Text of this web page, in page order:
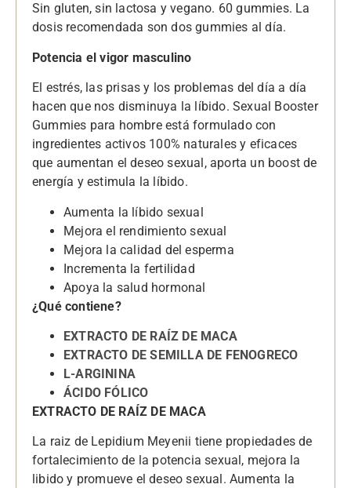
Sin gluten, sin lactosa y vegano. 60 gummies. La
dosis recomendada son dos gummies al día.
Potencia el vigor masculino
El estrés, las prisas y los problemas del día a día
hacen que nos disminuya la líbido. Sexual Booster
Gummies para hombre está formulado con
ingredientes activos 100% naturales y eficaces
que aumentan el deseo sexual, aporta un boost de
energía y estimula la líbido.
Aumenta la líbido sexual
Mejora el rendimiento sexual
Mejora la calidad del esperma
Incrementa la fertilidad
Apoya la salud hormonal
¿Qué contiene?
EXTRACTO DE RAÍZ DE MACA
EXTRACTO DE SEMILLA DE FENOGRECO
L-ARGININA
ÁCIDO FÓLICO
EXTRACTO DE RAÍZ DE MACA
La raiz de Lepidium Meyenii tiene propiedades de
fortalecimiento de la potencia sexual, mejora la
libido y promueve el deseo sexual. Aumenta la